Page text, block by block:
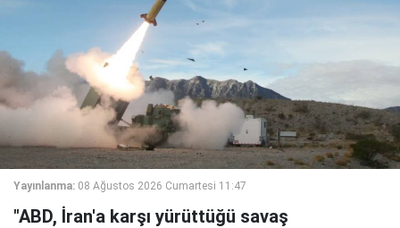
Yayınlanma: 08 Ağustos 2026 Cumartesi 11:47
"ABD, İran'a karşı yürüttüğü savaş